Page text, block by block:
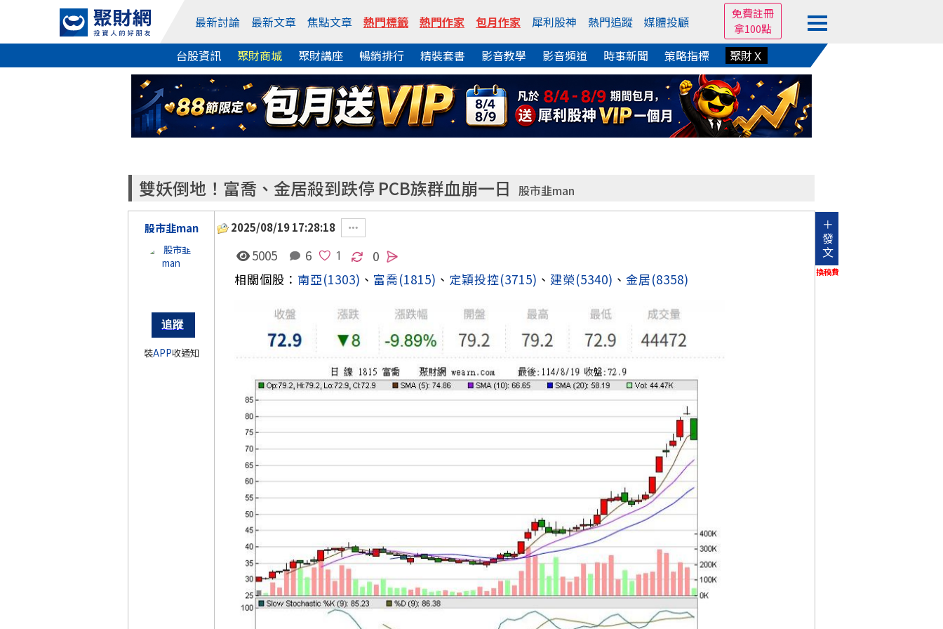
最新討論 最新文章 焦點文章 熱門標籤 熱門作家 包月作家 犀利股神 熱門追蹤 媒體投顧
免費註冊
拿100點
台股資訊 聚財商城 聚財講座 暢銷排行 精裝套書 影音教學 影音頻道 時事新聞 策略指標 聚財Ｘ
雙妖倒地！富喬、金居殺到跌停 PCB族群血崩一日 股市韭man
股市韭man
裝APP收通知
2025/08/19 17:28:18
＋
發
文
換稿費
5005 6 0
相關個股： 南亞(1303) 、 富喬(1815) 、 定穎投控(3715) 、 建榮(5340) 、 金居(8358)